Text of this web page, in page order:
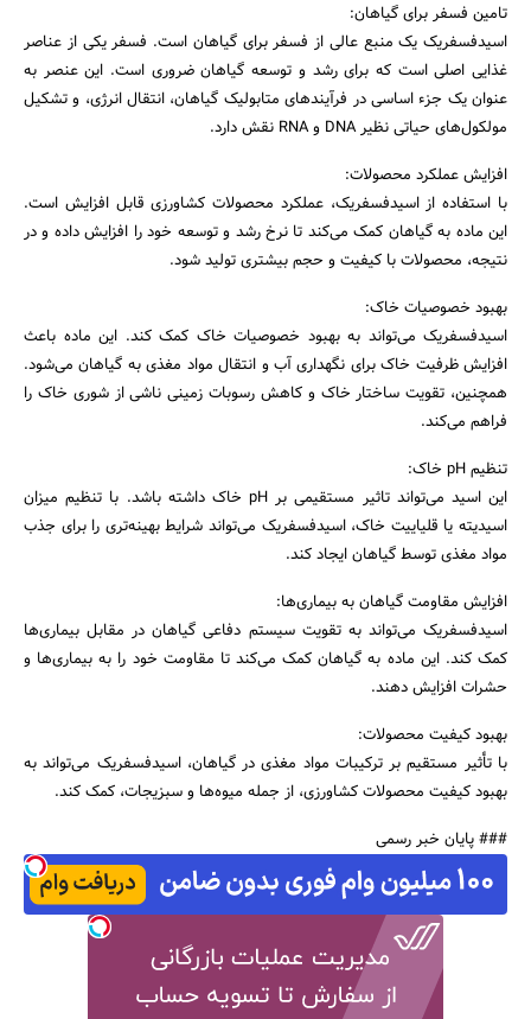
تامین فسفر برای گیاهان:
اسیدفسفریک یک منبع عالی از فسفر برای گیاهان است. فسفر یکی از عناصر
غذایی اصلی است که برای رشد و توسعه گیاهان ضروری است. این عنصر به
عنوان یک جزء اساسی در فرآیندهای متابولیک گیاهان، انتقال انرژی، و تشکیل
مولکول‌های حیاتی نظیر DNA و RNA نقش دارد.
افزایش عملکرد محصولات:
با استفاده از اسیدفسفریک، عملکرد محصولات کشاورزی قابل افزایش است.
این ماده به گیاهان کمک می‌کند تا نرخ رشد و توسعه خود را افزایش داده و در
نتیجه، محصولات با کیفیت و حجم بیشتری تولید شود.
بهبود خصوصیات خاک:
اسیدفسفریک می‌تواند به بهبود خصوصیات خاک کمک کند. این ماده باعث
افزایش ظرفیت خاک برای نگهداری آب و انتقال مواد مغذی به گیاهان می‌شود.
همچنین، تقویت ساختار خاک و کاهش رسوبات زمینی ناشی از شوری خاک را
فراهم می‌کند.
تنظیم pH خاک:
این اسید می‌تواند تاثیر مستقیمی بر pH خاک داشته باشد. با تنظیم میزان
اسیدیته یا قلیاییت خاک، اسیدفسفریک می‌تواند شرایط بهینه‌تری را برای جذب
مواد مغذی توسط گیاهان ایجاد کند.
افزایش مقاومت گیاهان به بیماری‌ها:
اسیدفسفریک می‌تواند به تقویت سیستم دفاعی گیاهان در مقابل بیماری‌ها
کمک کند. این ماده به گیاهان کمک می‌کند تا مقاومت خود را به بیماری‌ها و
حشرات افزایش دهند.
بهبود کیفیت محصولات:
با تأثیر مستقیم بر ترکیبات مواد مغذی در گیاهان، اسیدفسفریک می‌تواند به
بهبود کیفیت محصولات کشاورزی، از جمله میوه‌ها و سبزیجات، کمک کند.
### پایان خبر رسمی